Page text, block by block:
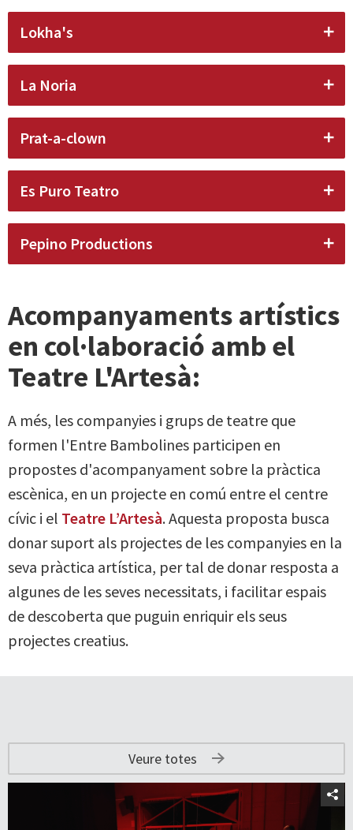
Lokha's
La Noria
Prat-a-clown
Es Puro Teatro
Pepino Productions
Acompanyaments artístics
en col·laboració amb el
Teatre L'Artesà:
A més, les companyies i grups de teatre que
formen l'Entre Bambolines participen en
propostes d'acompanyamentsobre la pràctica
escènica, en un projecte en comú entre el centre
cívic i el Teatre L’Artesà. Aquesta proposta busca
donar suport als projectes de les companyies en la
seva pràctica artística, per tal de donar resposta a
algunes de les seves necessitats, i facilitar espais
de descoberta que puguin enriquir els seus
projectes creatius.
Veure totes